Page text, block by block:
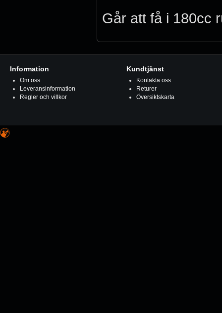
Går att få i 180cc
Information
Om oss
Leveransinformation
Regler och villkor
Kundtjänst
Kontakta oss
Returer
Översiktskarta